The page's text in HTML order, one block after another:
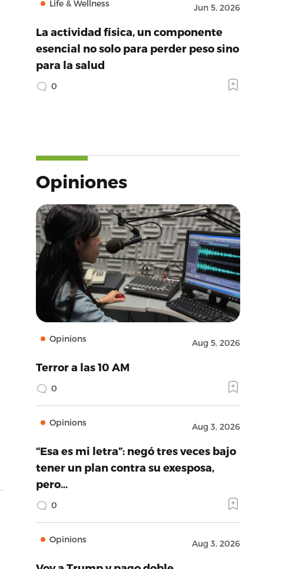
Life & Wellness Jun 5, 2026
La actividad física, un componente
esencial no solo para perder peso sino
para la salud
0
Opiniones
Opinions Aug 5, 2026
Terror a las 10 AM
0
Opinions Aug 3, 2026
“Esa es mi letra”: negó tres veces bajo
tener un plan contra su exesposa,
pero…
0
Opinions Aug 3, 2026